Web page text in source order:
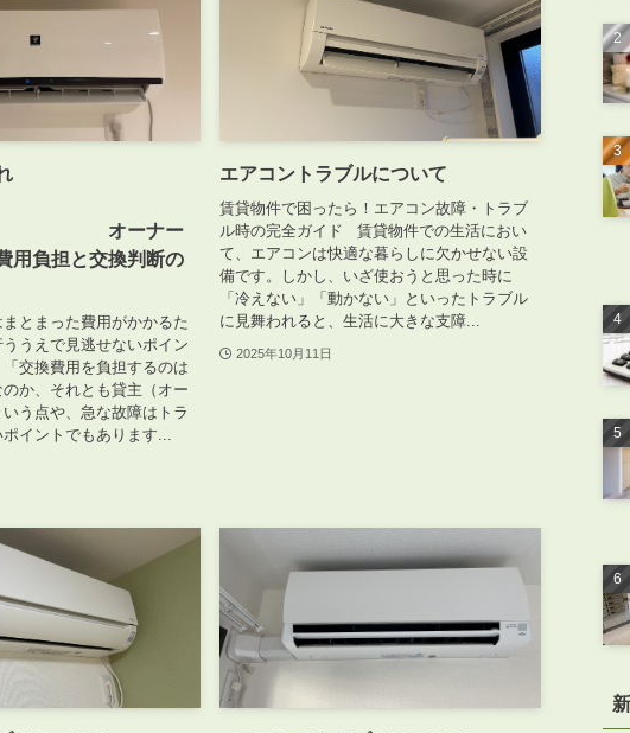
！
ナー
用負担と交換判断の
とまった費用がかかるた
うえで見逃せないポイン
「交換費用を負担するのは
か、それとも貸主（オー
う点や、急な故障はトラ
イントでもあります...
エアコントラブルについて
賃貸物件で困ったら！エアコン故障・トラブ
ル時の完全ガイド 賃貸物件での生活におい
て、エアコンは快適な暮らしに欠かせない設
備です。しかし、いざ使おうと思った時に
「冷えない」「動かない」といったトラブル
に見舞われると、生活に大きな支障...
2025年10月11日